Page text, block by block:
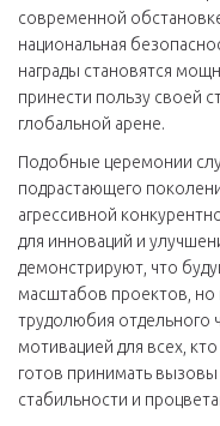
современной
национальная
награды становятся
принести пользу своей
глобальной арене.
Подобные церемонии
подрастающего
агрессивной
для инноваций и
демонстрируют, что
масштабов проектов, но
трудолюбия отдельного
мотивацией для всех,
готов принимать
стабильности и